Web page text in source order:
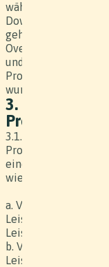
während 30 Tagen
Download zur
gehören Source
Overlays, Software,
und Parameter (sog.
Produzenten zur
wurden.
3.
Produktion
3.1. Wird die
Projektzeitraum)
einen späteren
wie folgt:
a. Verschiebung
Leistung: 12.5% des
Leistungen
b. Verschiebung
Leistung: 25% des